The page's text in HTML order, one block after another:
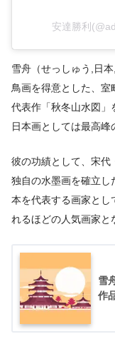
安達勝利
雪舟（せっしゅう,日
鳥画を得意とした、室
代表作「秋冬山水図」
日本画としては最高峰
彼の功績として、宋代
独自の水墨画を確立し
本を代表する画家とし
れるほどの人気画家と
雪
作